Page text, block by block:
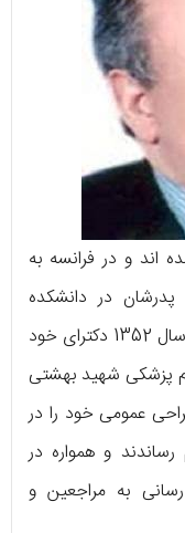
سال 1325 متولد شده اند و در فرانسه به
در دانشکده
پزشکی پاریس سپری کرده اند. ایشان در سال 1352 دکترای خود
پزشکی شهید بهشتی
عمومی خود را در
رساندند و همواره در
به مراجعین و